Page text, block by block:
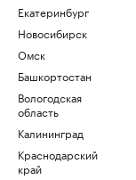
Екатеринбург
Новосибирск
Омск
Башкортостан
Вологодская
область
Калининград
Краснодарский
край